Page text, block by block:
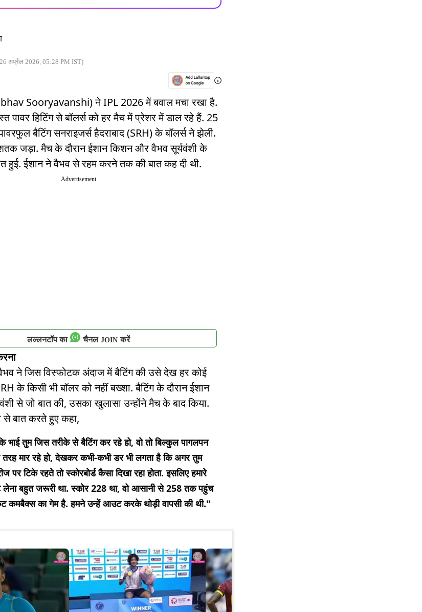
26 अप्रैल 2026, 05:28 PM IST)
Sooryavanshi) ने IPL 2026 में बवाल मचा रखा है.
पावर हिटिंग से बॉलर्स को हर मैच में प्रेशर में डाल रहे हैं. 25
बैटिंग सनराइजर्स हैदराबाद (SRH) के बॉलर्स ने झेली.
जड़ा. मैच के दौरान ईशान किशन और वैभव सूर्यवंशी के
हुई. ईशान ने वैभव से रहम करने तक की बात कह दी थी.
Advertisement
लल्लनटॉप का चैनल JOIN करें
ने जिस विस्फोटक अंदाज में बैटिंग की उसे देख हर कोई
के किसी भी बॉलर को नहीं बख्शा. बैटिंग के दौरान ईशान
से जो बात की, उसका खुलासा उन्होंने मैच के बाद किया.
से बात करते हुए कहा,
भाई तुम जिस तरीके से बैटिंग कर रहे हो, वो तो बिल्कुल पागलपन
तरह मार रहे हो, देखकर कभी-कभी डर भी लगता है कि अगर तुम
पर टिके रहते तो स्कोरबोर्ड कैसा दिखा रहा होता. इसलिए हमारे
लेना बहुत जरूरी था. स्कोर 228 था, वो आसानी से 258 तक पहुंच
कमबैक्स का गेम है. हमने उन्हें आउट करके थोड़ी वापसी की थी."